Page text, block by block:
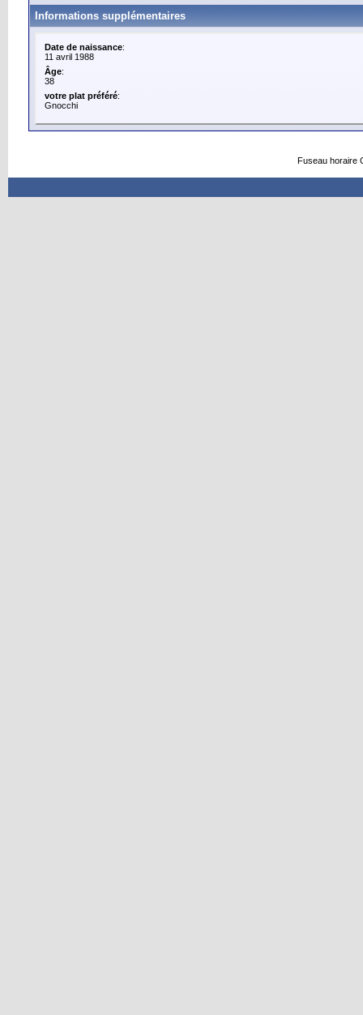
Informations supplémentaires
Date de naissance:
11 avril 1988
Âge:
38
votre plat préféré:
Gnocchi
Fuseau horaire